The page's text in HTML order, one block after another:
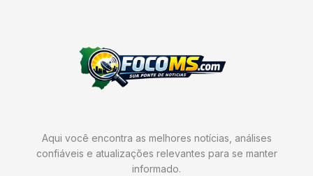
Aqui você encontra as melhores notícias, análises
confiáveis e atualizações relevantes para se manter
informado.